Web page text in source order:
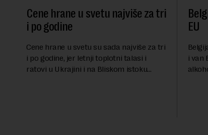
Cene hrane u svetu najviše za tri
i po godine
Cene hrane u svetu su sada najviše za tri
i po godine, jer letnji toplotni talasi i
ratovi u Ukrajini i na Bliskom istoku
EU
i van